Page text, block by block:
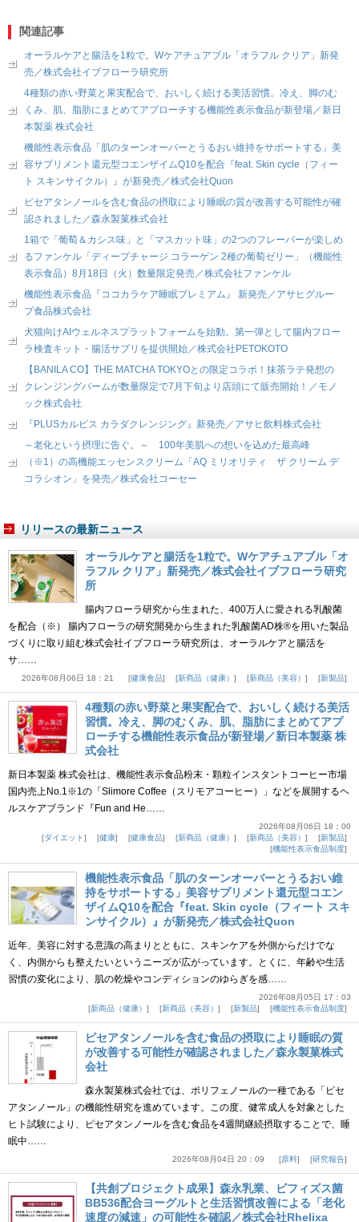
関連記事
オーラルケアと腸活を1粒で。Wケアチュアブル「オラフル クリア」新発
売／株式会社イブフローラ研究所
4種類の赤い野菜と果実配合で、おいしく続ける美活習慣。冷え、脚のむ
くみ、肌、脂肪にまとめてアプローチする機能性表示食品が新登場／新日
本製薬 株式会社
機能性表示食品「肌のターンオーバーとうるおい維持をサポートする」美
容サプリメント還元型コエンザイムQ10を配合『feat. Skin cycle（フィー
ト スキンサイクル）』が新発売／株式会社Quon
ピセアタンノールを含む食品の摂取により睡眠の質が改善する可能性が確
認されました／森永製菓株式会社
1箱で「葡萄＆カシス味」と「マスカット味」の2つのフレーバーが楽しめ
るファンケル「ディープチャージ コラーゲン 2種の葡萄ゼリー」（機能性
表示食品）8月18日（火）数量限定発売／株式会社ファンケル
機能性表示食品『ココカラケア睡眠プレミアム』 新発売／アサヒグルー
プ食品株式会社
犬猫向けAIウェルネスプラットフォームを始動。第一弾として腸内フロー
ラ検査キット・腸活サプリを提供開始／株式会社PETOKOTO
【BANILA CO】THE MATCHA TOKYOとの限定コラボ！抹茶ラテ発想の
クレンジングバームが数量限定で7月下旬より店頭にて販売開始！／モノ
ック株式会社
『PLUSカルピス カラダクレンジング』新発売／アサヒ飲料株式会社
～老化という摂理に告ぐ。～ 100年美肌への想いを込めた最高峰
（※1）の高機能エッセンスクリーム「AQ ミリオリティ ザ クリーム デ
コラシオン」を発売／株式会社コーセー
リリースの最新ニュース
オーラルケアと腸活を1粒で。Wケアチュアブル「オ
ラフル クリア」新発売／株式会社イブフローラ研究
所
腸内フローラ研究から生まれた、400万人に愛される乳酸菌
を配合（※） 腸内フローラの研究開発から生まれた乳酸菌AD株®を用いた製品
づくりに取り組む株式会社イブフローラ研究所は、オーラルケアと腸活を
サ……
2026年08月06日 18：21 健康食品 新商品（健康） 新商品（美容） 新製品
4種類の赤い野菜と果実配合で、おいしく続ける美活
習慣。冷え、脚のむくみ、肌、脂肪にまとめてアプ
ローチする機能性表示食品が新登場／新日本製薬 株
式会社
新日本製薬 株式会社は、機能性表示食品粉末・顆粒インスタントコーヒー市場
国内売上No.1※1の「Slimore Coffee（スリモアコーヒー）」などを展開するヘ
ルスケアブランド『Fun and He……
2026年08月06日 18：00
ダイエット
健康 健康食品 新商品（健康） 新商品（美容）
新製品
機能性表示食品制度
機能性表示食品「肌のターンオーバーとうるおい維
持をサポートする」美容サプリメント還元型コエン
ザイムQ10を配合『feat. Skin cycle（フィート スキ
ンサイクル）』が新発売／株式会社Quon
近年、美容に対する意識の高まりとともに、スキンケアを外側からだけでな
く、内側からも整えたいというニーズが広がっています。とくに、年齢や生活
習慣の変化により、肌の乾燥やコンディションのゆらぎを感……
2026年08月05日 17：03
新商品（健康）
新商品（美容） 新製品 機能性表示食品制度
ピセアタンノールを含む食品の摂取により睡眠の質
が改善する可能性が確認されました／森永製菓株式
会社
森永製菓株式会社では、ポリフェノールの一種である「ピセ
アタンノール」の機能性研究を進めています。この度、健常成人を対象とした
ヒト試験により、ピセアタンノールを含む食品を4週間継続摂取することで、睡
眠中……
2026年08月04日 20：09 原料 研究報告
【共創プロジェクト成果】森永乳業、ビフィズス菌
BB536配合ヨーグルトと生活習慣改善による「老化
速度の減速」の可能性を確認／株式会社Rhelixa